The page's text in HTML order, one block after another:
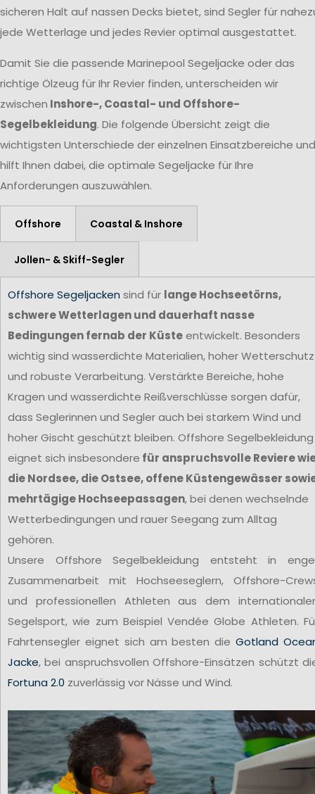
sicheren Halt auf nassen Decks bietet, sind Segler für
jede Wetterlage und jedes Revier optimal ausgestattet.
Damit Sie die passende Marinepool Segeljacke oder das
richtige Ölzeug für Ihr Revier finden, unterscheiden wir
zwischen Inshore-, Coastal- und Offshore-
Segelbekleidung. Die folgende Übersicht zeigt die
wichtigsten Unterschiede der einzelnen Einsatzbereiche und
hilft Ihnen dabei, die optimale Segeljacke für Ihre
Anforderungen auszuwählen.
Offshore Coastal & Inshore
Jollen- & Skiff-Segler
Offshore Segeljacken sind für lange Hochseetörns,
schwere Wetterlagen und dauerhaft nasse
Bedingungen fernab der Küsteentwickelt. Besonders
wichtig sind wasserdichte Materialien, hoher Wetterschutz
und robuste Verarbeitung. Verstärkte Bereiche, hohe
Kragen und wasserdichte Reißverschlüsse sorgen dafür,
dass Seglerinnen und Segler auch bei starkem Wind und
hoher Gischt geschützt bleiben. Offshore Segelbekleidung
eignet sich insbesondere für anspruchsvolle Reviere
die Nordsee, die Ostsee, offene Küstengewässer
mehrtägige Hochseepassagen, bei denen wechselnde
Wetterbedingungen und rauer Seegang zum Alltag
gehören.
Unsere Offshore Segelbekleidung entsteht in
Zusammenarbeit mit Hochseeseglern, Offshore-
und professionellen Athleten aus dem
Segelsport, wie zum Beispiel Vendée Globe Athleten.
Fahrtensegler eignet sich am besten dieGotland
Jacke, bei anspruchsvollen Offshore-Einsätzen schützt
Fortuna 2.0 zuverlässig vor Nässe und Wind.